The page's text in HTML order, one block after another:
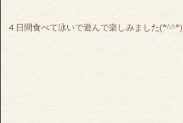
４日間食べて泳いで遊んで楽しみました(*^^*)